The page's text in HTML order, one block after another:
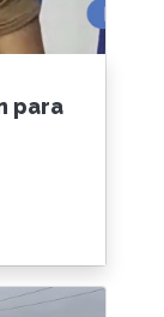
para